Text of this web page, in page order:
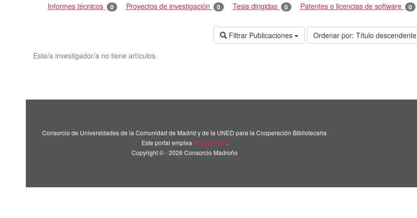
Informes técnicos 0 Proyectos de investigación 0 Tesis dirigidas 0 Patentes o licencias de software 0
Filtrar Publicaciones Ordenar por: Título descendente
Este/a investigador/a no tiene artículos.
Consorcio de Universidades de la Comunidad de Madrid y de la UNED para la Cooperación Bibliotecaria
Este portal emplea Brújula Plus.
Copyright © - 2026 Consorcio Madroño